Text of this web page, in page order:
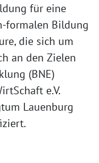
für eine
formalen Bildung
die sich um
an den Zielen
(BNE)
e.V.
Lauenburg